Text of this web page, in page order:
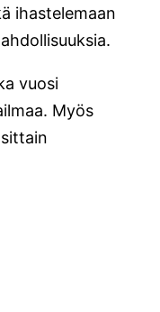
ihastelemaan
vuosi
Myös